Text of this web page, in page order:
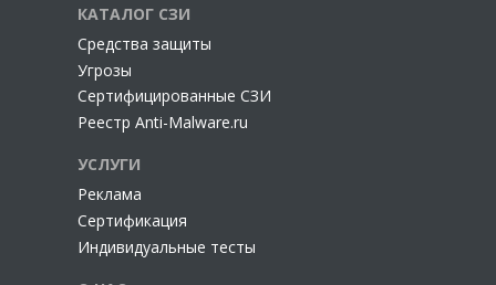
КАТАЛОГ СЗИ
Cредства защиты
Угрозы
Сертифицированные СЗИ
Реестр Anti-Malware.ru
УСЛУГИ
Реклама
Сертификация
Индивидуальные тесты